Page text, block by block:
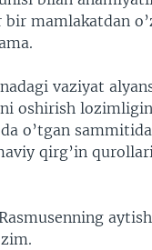
mamlakatdan
vaziyat
oshirish
o’tgan
qirg’in